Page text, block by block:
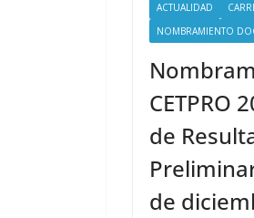
ACTUALIDAD
NOMBRAMIENTO
CETPRO
de
de